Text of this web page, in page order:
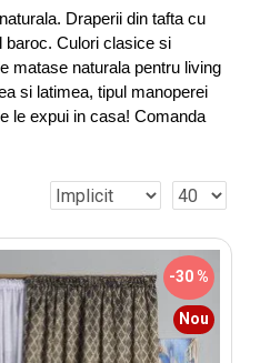
Draperii din tafta cu
baroc. Culori clasice si
matase naturala pentru living
si latimea, tipul manoperei
le expui in casa! Comanda
Nou
-30 %